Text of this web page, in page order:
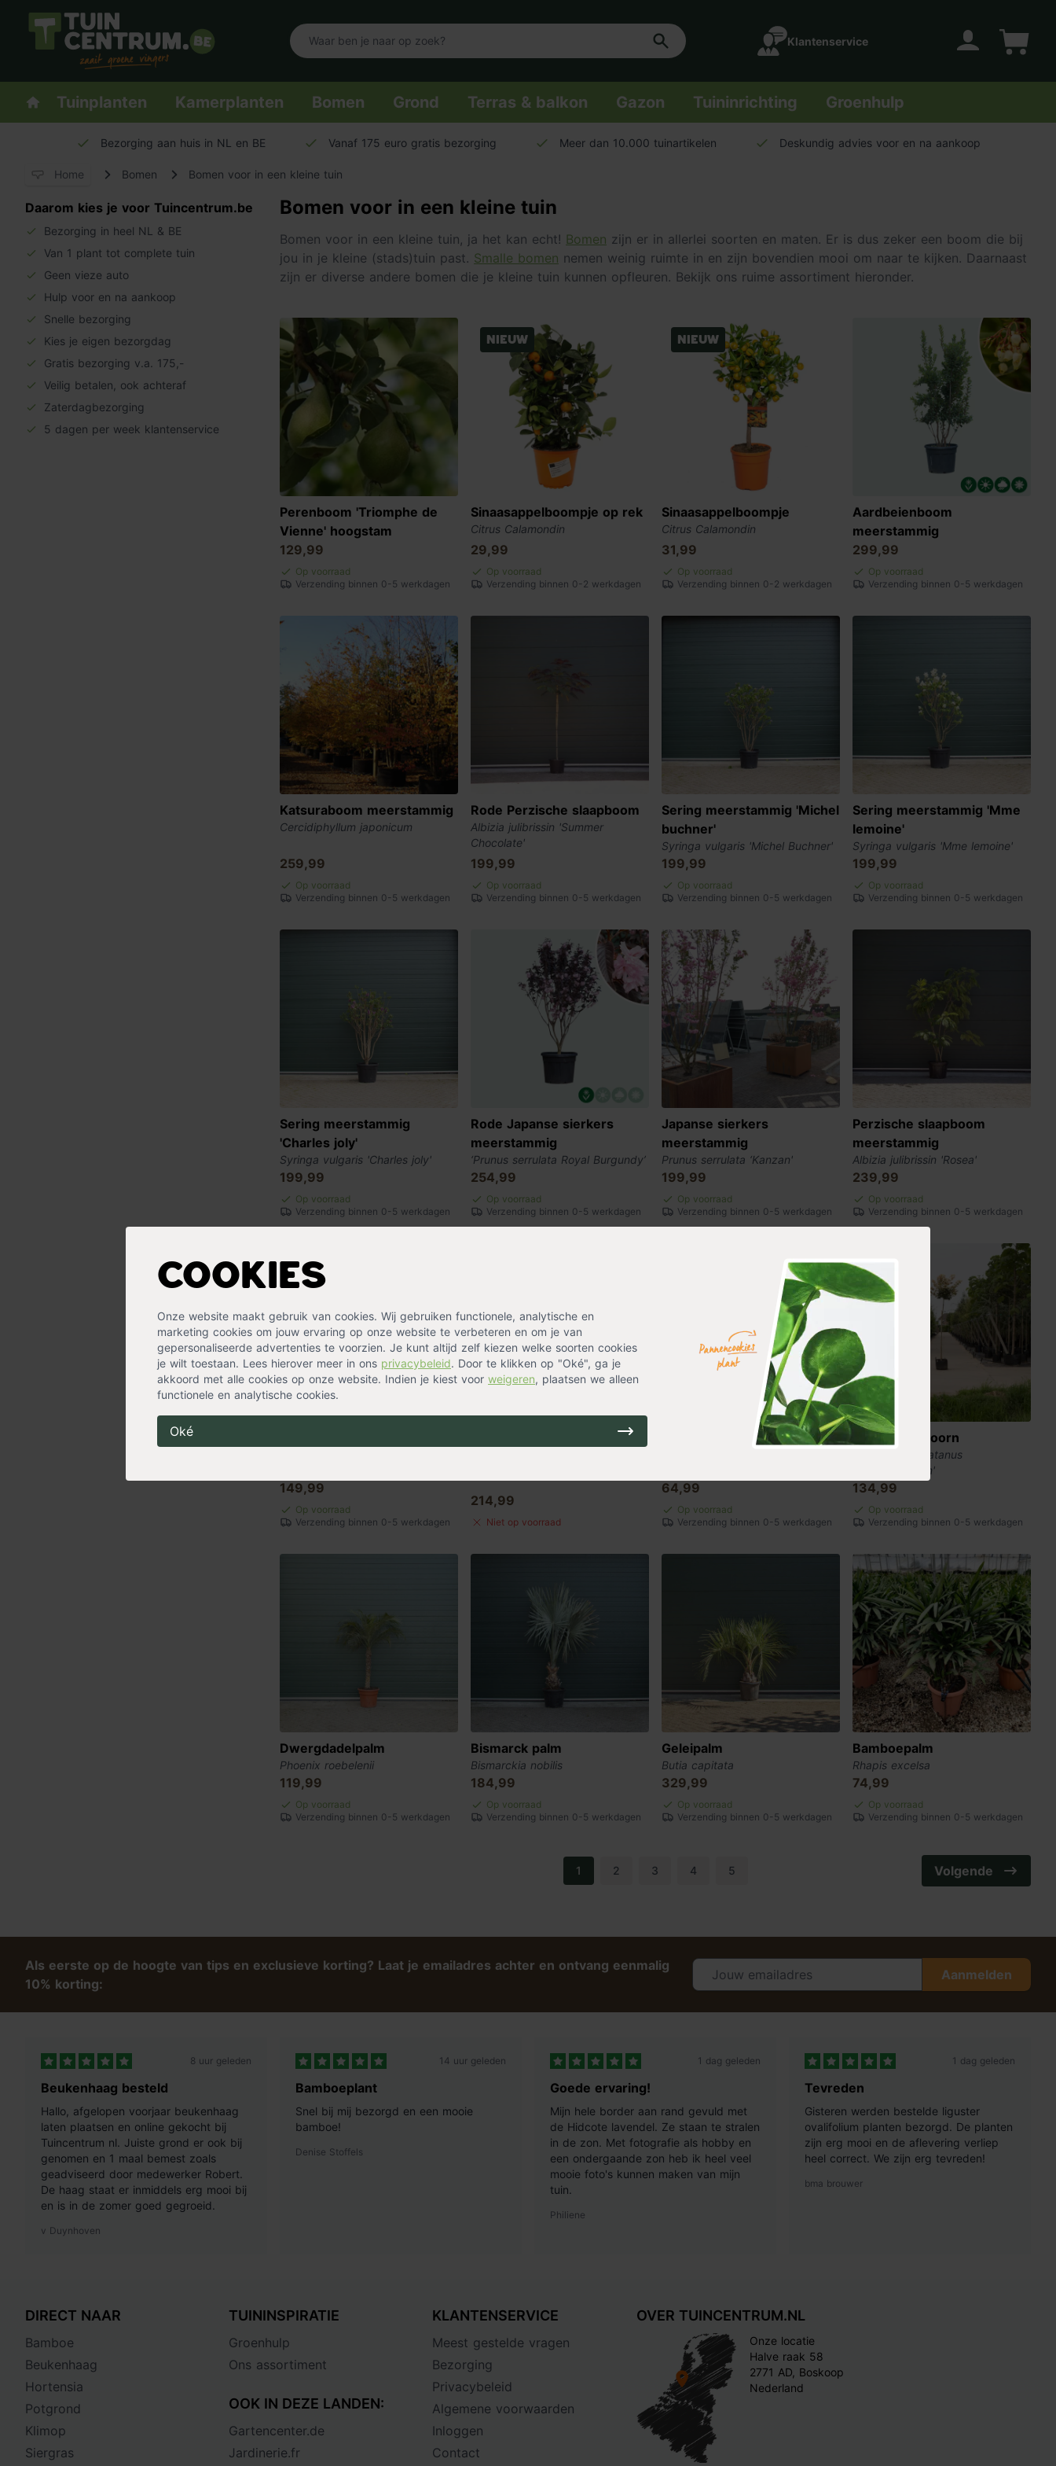
Logo Tuincentrum.be
Klantenservice
Homepage
Tuinplanten Kamerplanten Bomen Grond Terras & balkon Gazon Tuininrichting Groenhulp
Cookies
Onze website maakt gebruik van cookies. Wij gebruiken functionele, analytische en
marketing cookies om jouw ervaring op onze website te verbeteren en om je van
gepersonaliseerde advertenties te voorzien. Je kunt altijd zelf kiezen welke soorten cookies
je wilt toestaan. Lees hierover meer in ons privacybeleid. Door te klikken op "Oké", ga je
akkoord met alle cookies op onze website. Indien je kiest voor weigeren, plaatsen we alleen
functionele en analytische cookies.
Oké
Bezorging aan huis in NL en BE Vanaf 175 euro gratis bezorging Meer dan 10.000 tuinartikelen Deskundig advies voor en na aankoop
Home Bomen Bomen voor in een kleine tuin
Daarom kies je voor Tuincentrum.be
Bezorging in heel NL & BE
Van 1 plant tot complete tuin
Geen vieze auto
Hulp voor en na aankoop
Snelle bezorging
Kies je eigen bezorgdag
Gratis bezorging v.a. 175,-
Veilig betalen, ook achteraf
Zaterdagbezorging
5 dagen per week klantenservice
Bomen voor in een kleine tuin
Bomen voor in een kleine tuin, ja het kan echt! Bomen zijn er in allerlei soorten en maten. Er is dus zeker een boom die bij
jou in je kleine (stads)tuin past. Smalle bomen nemen weinig ruimte in en zijn bovendien mooi om naar te kijken. Daarnaast
zijn er diverse andere bomen die je kleine tuin kunnen opfleuren. Bekijk ons ruime assortiment hieronder.
Perenboom 'Triomphe de
Vienne' hoogstam
129,99
Op voorraad
Verzending binnen 0-5 werkdagen
Nieuw
Sinaasappelboompje op rek
Citrus Calamondin
29,99
Op voorraad
Verzending binnen 0-2 werkdagen
Nieuw
Sinaasappelboompje
Citrus Calamondin
31,99
Op voorraad
Verzending binnen 0-2 werkdagen
Aardbeienboom
meerstammig
299,99
Op voorraad
Verzending binnen 0-5 werkdagen
Katsuraboom meerstammig
Cercidiphyllum japonicum
259,99
Op voorraad
Verzending binnen 0-5 werkdagen
Rode Perzische slaapboom
Albizia julibrissin 'Summer
Chocolate'
199,99
Op voorraad
Verzending binnen 0-5 werkdagen
Sering meerstammig 'Michel
buchner'
Syringa vulgaris 'Michel Buchner'
199,99
Op voorraad
Verzending binnen 0-5 werkdagen
Sering meerstammig 'Mme
lemoine'
Syringa vulgaris 'Mme lemoine'
199,99
Op voorraad
Verzending binnen 0-5 werkdagen
Sering meerstammig
'Charles joly'
Syringa vulgaris 'Charles joly'
199,99
Op voorraad
Verzending binnen 0-5 werkdagen
Rode Japanse sierkers
meerstammig
‘Prunus serrulata Royal Burgundy’
254,99
Op voorraad
Verzending binnen 0-5 werkdagen
Japanse sierkers
meerstammig
Prunus serrulata ‘Kanzan'
199,99
Op voorraad
Verzending binnen 0-5 werkdagen
Perzische slaapboom
meerstammig
Albizia julibrissin 'Rosea'
239,99
Op voorraad
Verzending binnen 0-5 werkdagen
149,99
Op voorraad
Verzending binnen 0-5 werkdagen
214,99
Niet op voorraad
Bonte wilg op stam
64,99
Op voorraad
Verzending binnen 0-5 werkdagen
Gele bol esdoorn
Acer pseudoplatanus
'Brilliantissimum'
134,99
Op voorraad
Verzending binnen 0-5 werkdagen
Dwergdadelpalm
Phoenix roebelenii
119,99
Op voorraad
Verzending binnen 0-5 werkdagen
Bismarck palm
Bismarckia nobilis
184,99
Op voorraad
Verzending binnen 0-5 werkdagen
Geleipalm
Butia capitata
329,99
Op voorraad
Verzending binnen 0-5 werkdagen
Bamboepalm
Rhapis excelsa
74,99
Op voorraad
Verzending binnen 0-5 werkdagen
1 2 3 4 5 Volgende
Als eerste op de hoogte van tips en exclusieve korting? Laat je emailadres achter en ontvang eenmalig
10% korting:
Aanmelden
8 uur geleden
Beukenhaag besteld
Hallo, afgelopen voorjaar beukenhaag
laten plaatsen en online gekocht bij
Tuincentrum nl. Juiste grond er ook bij
genomen en 1 maal bemest zoals
geadviseerd door medewerker Robert.
De haag staat er inmiddels erg mooi bij
en is in de zomer goed gegroeid.
v Duynhoven
14 uur geleden
Bamboeplant
Snel bij mij bezorgd en een mooie
bamboe!
Denise Stoffels
1 dag geleden
Goede ervaring!
Mijn hele border aan rand gevuld met
de Hidcote lavendel. Ze staan te stralen
in de zon. Met fotografie als hobby en
een ondergaande zon heb ik heel veel
mooie foto's kunnen maken van mijn
tuin.
Philiene
1 dag geleden
Tevreden
Gisteren werden bestelde liguster
ovalifolium planten bezorgd. De planten
zijn erg mooi en de aflevering verliep
heel correct. We zijn erg tevreden!
bma brouwer
DIRECT NAAR
Bamboe
Beukenhaag
Hortensia
Potgrond
Klimop
Siergras
TUININSPIRATIE
Groenhulp
Ons assortiment
OOK IN DEZE LANDEN:
Gartencenter.de
Jardinerie.fr
KLANTENSERVICE
Meest gestelde vragen
Bezorging
Privacybeleid
Algemene voorwaarden
Inloggen
Contact
OVER TUINCENTRUM.NL
Onze locatie
Halve raak 58
2771 AD, Boskoop
Nederland